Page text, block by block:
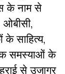
के नाम से
ओबीसी,
के साहित्‍य,
समस्‍याओं के
से उजागर